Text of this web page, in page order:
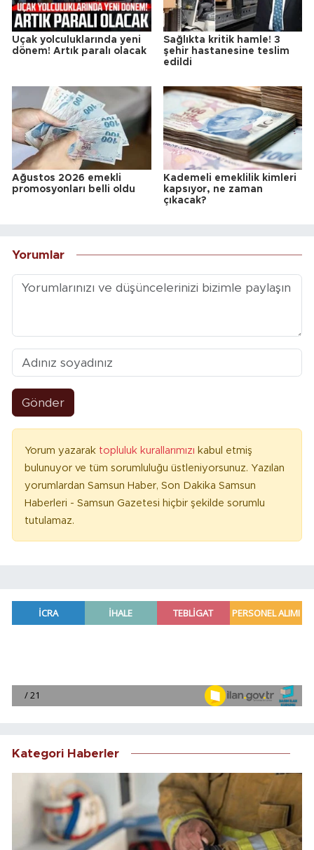
Uçak yolculuklarında yeni
dönem! Artık paralı olacak
Sağlıkta kritik hamle! 3
şehir hastanesine teslim
edildi
Ağustos 2026 emekli
promosyonları belli oldu
Kademeli emeklilik kimleri
kapsıyor, ne zaman
çıkacak?
Yorumlar
Gönder
Yorum yazarak topluluk kurallarımızı kabul etmiş
bulunuyor ve tüm sorumluluğu üstleniyorsunuz. Yazılan
yorumlardan Samsun Haber, Son Dakika Samsun
Haberleri - Samsun Gazetesi hiçbir şekilde sorumlu
tutulamaz.
Kategori Haberler